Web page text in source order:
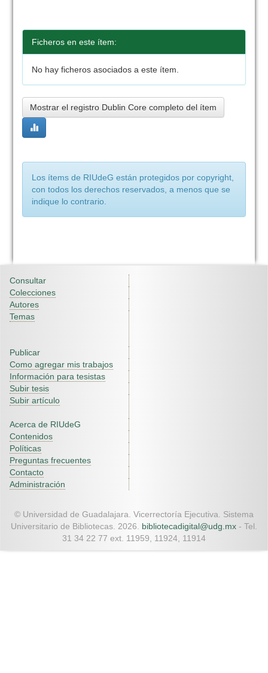
Ficheros en este ítem:
No hay ficheros asociados a este ítem.
Mostrar el registro Dublin Core completo del ítem
Los ítems de RIUdeG están protegidos por copyright,
con todos los derechos reservados, a menos que se
indique lo contrario.
Consultar
Colecciones
Autores
Temas
Publicar
Como agregar mis trabajos
Información para tesistas
Subir tesis
Subir artículo
Acerca de RIUdeG
Contenidos
Políticas
Preguntas frecuentes
Contacto
Administración
© Universidad de Guadalajara. Vicerrectoría Ejecutiva. Sistema
Universitario de Bibliotecas. 2026. bibliotecadigital@udg.mx - Tel.
31 34 22 77 ext. 11959, 11924, 11914